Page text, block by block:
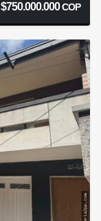
$750.000.000COP